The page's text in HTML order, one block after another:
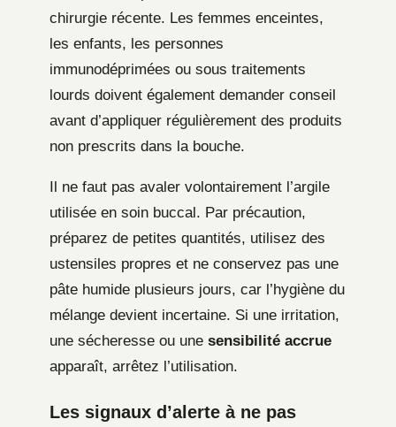
chirurgie récente. Les femmes enceintes,
les enfants, les personnes
immunodéprimées ou sous traitements
lourds doivent également demander conseil
avant d’appliquer régulièrement des produits
non prescrits dans la bouche.
Il ne faut pas avaler volontairement l’argile
utilisée en soin buccal. Par précaution,
préparez de petites quantités, utilisez des
ustensiles propres et ne conservez pas une
pâte humide plusieurs jours, car l’hygiène du
mélange devient incertaine. Si une irritation,
une sécheresse ou une sensibilité accrue
apparaît, arrêtez l’utilisation.
Les signaux d’alerte à ne pas